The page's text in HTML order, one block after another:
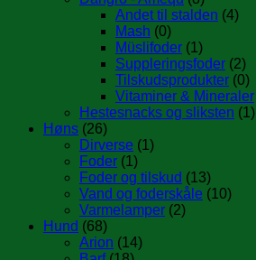
Andet til stalden (4)
Mash (0)
Müslifoder (1)
Suppleringsfoder (2)
Tilskudsprodukter (0)
Vitaminer & Mineraler
Hestesnacks og sliksten (1)
Høns (26)
Dirverse (1)
Foder (1)
Foder og tilskud (13)
Vand og foderskåle (10)
Varmelamper (2)
Hund (68)
Arion (14)